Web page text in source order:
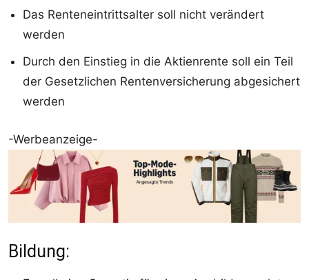
Das Renteneintrittsalter soll nicht verändert
werden
Durch den Einstieg in die Aktienrente soll ein Teil
der Gesetzlichen Rentenversicherung abgesichert
werden
-Werbeanzeige-
Bildung: